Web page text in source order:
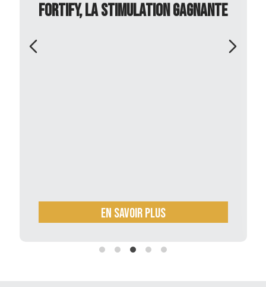
Fortify, la stimulation gagnante
En savoir plus